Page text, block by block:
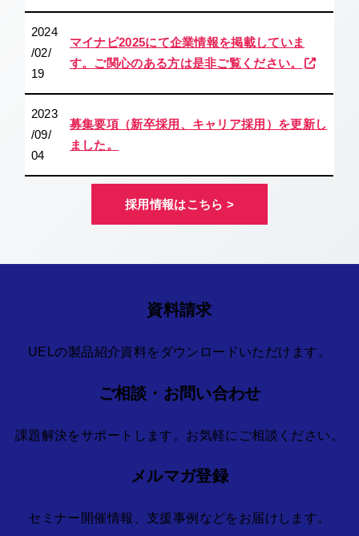
2024
/02/
19
マイナビ2025にて企業情報を掲載していま
す。ご関心のある方は是非ご覧ください。
2023
/09/
04
募集要項（新卒採用、キャリア採用）を更新し
ました。
採用情報はこちら >
資料請求
UELの製品紹介資料をダウンロードいただけます。
ご相談・お問い合わせ
課題解決をサポートします。お気軽にご相談ください。
メルマガ登録
セミナー開催情報、支援事例などをお届けします。